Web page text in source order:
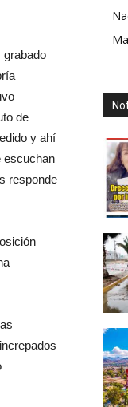
grabado
de
y ahí
escuchan
responde